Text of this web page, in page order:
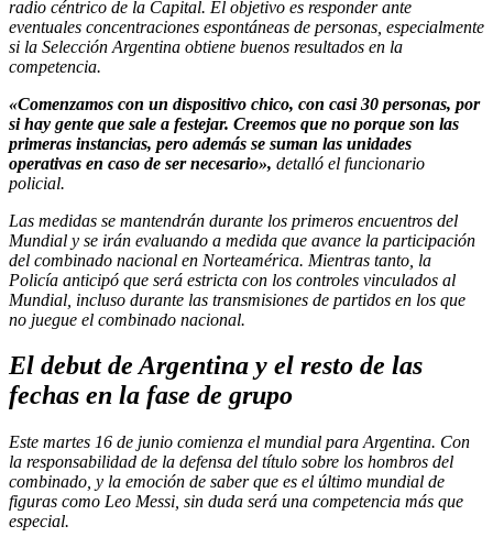
radio céntrico de la Capital. El objetivo es responder ante
eventuales concentraciones espontáneas de personas, especialmente
si la Selección Argentina obtiene buenos resultados en la
competencia.
«Comenzamos con un dispositivo chico, con casi 30 personas, por
si hay gente que sale a festejar. Creemos que no porque son las
primeras instancias, pero además se suman las unidades
operativas en caso de ser necesario», detalló el funcionario
policial.
Las medidas se mantendrán durante los primeros encuentros del
Mundial y se irán evaluando a medida que avance la participación
del combinado nacional en Norteamérica. Mientras tanto, la
Policía anticipó que será estricta con los controles vinculados al
Mundial, incluso durante las transmisiones de partidos en los que
no juegue el combinado nacional.
El debut de Argentina y el resto de las
fechas en la fase de grupo
Este martes 16 de junio comienza el mundial para Argentina. Con
la responsabilidad de la defensa del título sobre los hombros del
combinado, y la emoción de saber que es el último mundial de
figuras como Leo Messi, sin duda será una competencia más que
especial.